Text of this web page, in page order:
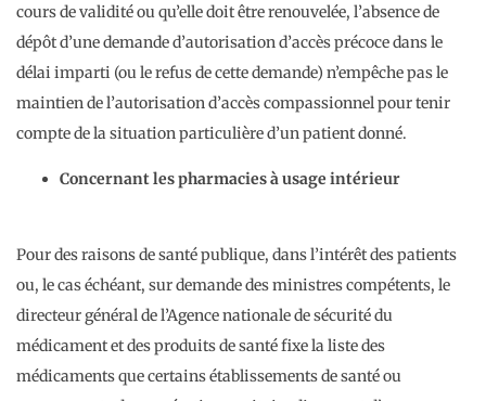
cours de validité ou qu’elle doit être renouvelée, l’absence de
dépôt d’une demande d’autorisation d’accès précoce dans le
délai imparti (ou le refus de cette demande) n’empêche pas le
maintien de l’autorisation d’accès compassionnel pour tenir
compte de la situation particulière d’un patient donné.
Concernant les pharmacies à usage intérieur
Pour des raisons de santé publique, dans l’intérêt des patients
ou, le cas échéant, sur demande des ministres compétents, le
directeur général de l’Agence nationale de sécurité du
médicament et des produits de santé fixe la liste des
médicaments que certains établissements de santé ou